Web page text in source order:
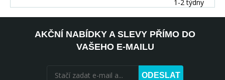
1-2 týdny
AKČNÍ NABÍDKY A SLEVY PŘÍMO DO
VAŠEHO E-MAILU
ODESLAT